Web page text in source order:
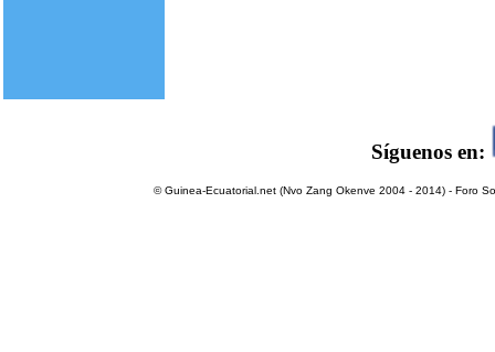
Síguenos en:
© Guinea-Ecuatorial.net (Nvo Zang Okenve 2004 - 2014) - Foro